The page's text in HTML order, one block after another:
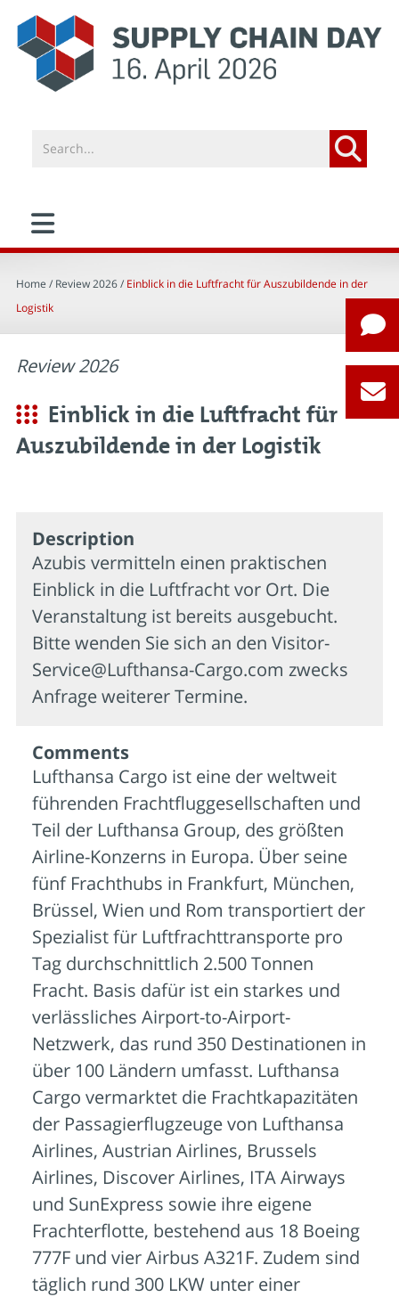
Home / Review 2026 / Einblick in die Luftfracht für Auszubildende in der
Logistik
Review 2026
Einblick in die Luftfracht für
Auszubildende in der Logistik
Description
Azubis vermitteln einen praktischen
Einblick in die Luftfracht vor Ort. Die
Veranstaltung ist bereits ausgebucht.
Bitte wenden Sie sich an den Visitor-
Service@Lufthansa-Cargo.com zwecks
Anfrage weiterer Termine.
Comments
Lufthansa Cargo ist eine der weltweit
führenden Frachtfluggesellschaften und
Teil der Lufthansa Group, des größten
Airline-Konzerns in Europa. Über seine
fünf Frachthubs in Frankfurt, München,
Brüssel, Wien und Rom transportiert der
Spezialist für Luftfrachttransporte pro
Tag durchschnittlich 2.500 Tonnen
Fracht. Basis dafür ist ein starkes und
verlässliches Airport-to-Airport-
Netzwerk, das rund 350 Destinationen in
über 100 Ländern umfasst. Lufthansa
Cargo vermarktet die Frachtkapazitäten
der Passagierflugzeuge von Lufthansa
Airlines, Austrian Airlines, Brussels
Airlines, Discover Airlines, ITA Airways
und SunExpress sowie ihre eigene
Frachterflotte, bestehend aus 18 Boeing
777F und vier Airbus A321F. Zudem sind
täglich rund 300 LKW unter einer